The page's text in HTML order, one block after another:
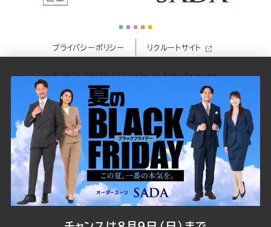
ツ
SADA
の
公
式
ー
ツ
SADA
の
公
式
ー
ツ
SADA
の
公
式
ツ
SADA
の
公
式
ツ
SADA
の
公
式
プライバシーポリシー リクルートサイト
© 2026ORDER SUIT SADAAll Rights Reserved.